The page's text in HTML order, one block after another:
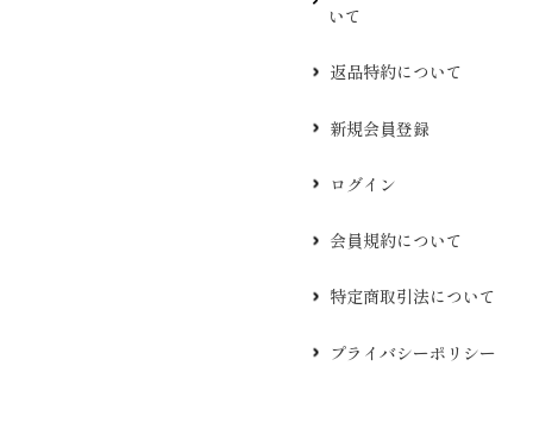
いて
返品特約について
新規会員登録
ログイン
会員規約について
特定商取引法について
プライバシーポリシー